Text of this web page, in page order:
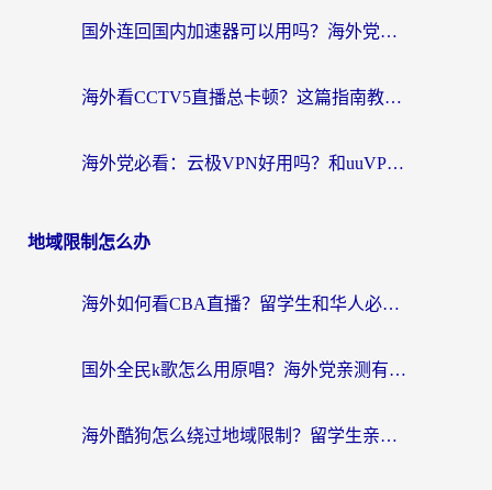
国外连回国内加速器可以用吗？海外党亲测实用指南，解决追剧游戏卡顿难题
海外看CCTV5直播总卡顿？这篇指南教你选对回国加速器，无缝刷国内资源
海外党必看：云极VPN好用吗？和uuVPN对比哪个回国效果更好？附真实体验+避坑指南
地域限制怎么办
海外如何看CBA直播？留学生和华人必看的无卡顿观赛指南
国外全民k歌怎么用原唱？海外党亲测有效的回国加速解决方案
海外酷狗怎么绕过地域限制？留学生亲测有效的回国加速器选择指南